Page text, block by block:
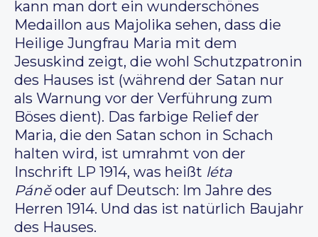
kann man dort ein wunderschönes
Medaillon aus Majolika sehen, dass die
Heilige Jungfrau Maria mit dem
Jesuskind zeigt, die wohl Schutzpatronin
des Hauses ist (während der Satan nur
als Warnung vor der Verführung zum
Böses dient). Das farbige Relief der
Maria, die den Satan schon in Schach
halten wird, ist umrahmt von der
Inschrift LP 1914, was heißt léta
Páněoder auf Deutsch: Im Jahre des
Herren 1914. Und das ist natürlich Baujahr
des Hauses.